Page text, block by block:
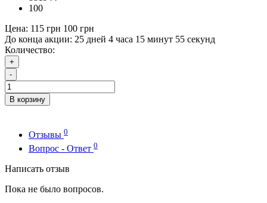
100
Цена: 115 грн 100 грн
До конца акции: 25 дней 4 часа 15 минут 55 секунд
Количество:
+
-
В корзину
Отзывы 0
Вопрос - Ответ 0
Написать отзыв
Пока не было вопросов.